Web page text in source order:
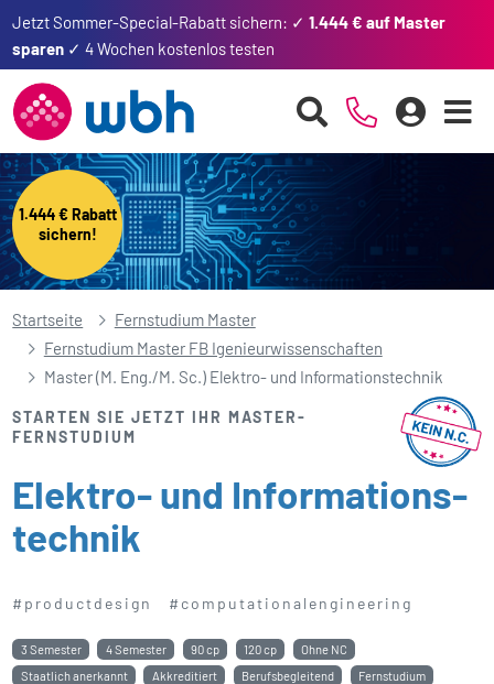
Jetzt Sommer-Special-Rabatt sichern: ✓1.444 € auf Master
sparen ✓ 4 Wochen kostenlos testen
1.444 € Rabatt
sichern!
Startseite
Fernstudium Master
Fernstudium Master FB Igenieurwissenschaften
Master (M. Eng./M. Sc.) Elektro- und Informationstechnik
STARTEN SIE JETZT IHR MASTER-
FERNSTUDIUM
Elektro- und Informations­
technik
#productdesign #computationalengineering
3 Semester 4 Semester 90 cp 120 cp
Ohne NC
Staatlich anerkannt
Akkreditiert Berufsbegleitend
Fernstudium